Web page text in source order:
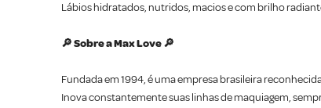
Lábios hidratados, nutridos, macios e com brilho
🔎 Sobre a Max Love 🔎
Fundada em 1994, é uma empresa brasileira
​Inova constantemente suas linhas de maquiagem,